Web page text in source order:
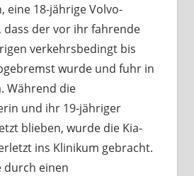
eine 18-jährige Volvo-
dass der vor ihr fahrende
verkehrsbedingt bis
wurde und fuhr in
Während die
und ihr 19-jähriger
blieben, wurde die Kia-
ins Klinikum gebracht.
durch einen